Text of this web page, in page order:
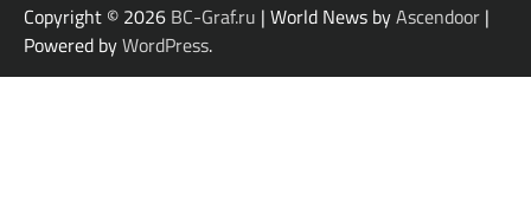
Copyright © 2026 BC-Graf.ru | World News byAscendoor |
Powered byWordPress.